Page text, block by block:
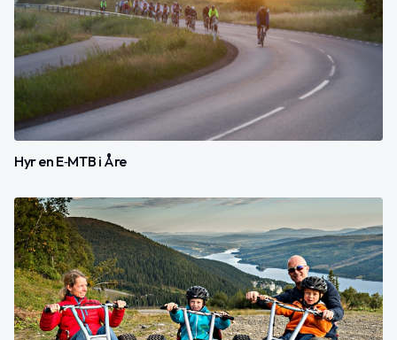
Hyr en E‑MTB i Åre